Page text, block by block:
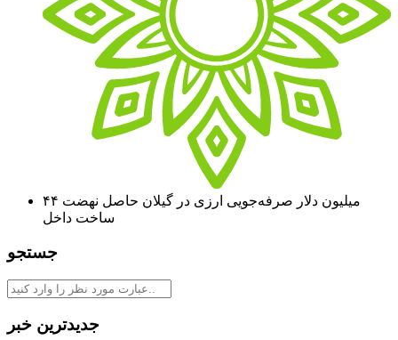
۴۴ میلیون دلار صرفه‌جویی ارزی در گیلان حاصل نهضت
ساخت داخل
جستجو
جدیدترین خبر